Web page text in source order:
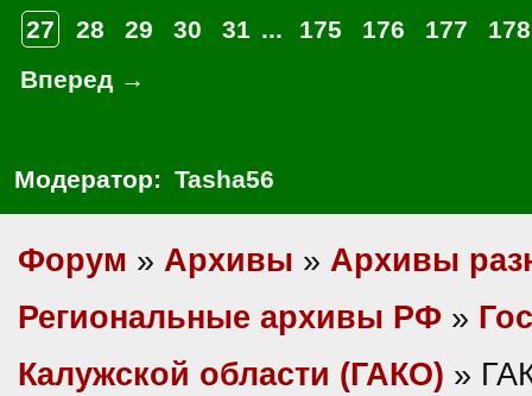
27
28 29 30 31 ... 175 176 177
178
Вперед →
Модератор: Tasha56
Форум » Архивы » Архивы
Региональные архивы РФ »
Калужской области (ГАКО) »